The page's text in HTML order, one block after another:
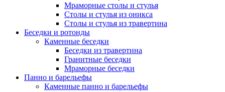
Мраморные столы и стулья
Столы и стулья из оникса
Столы и стулья из травертина
Беседки и ротонды
Каменные беседки
Беседки из травертина
Гранитные беседки
Мраморные беседки
Панно и барельефы
Каменные панно и барельефы